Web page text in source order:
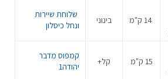
14 ק"מ בינוני
שלוחת שיירות
ונחל כיסלון
15 ק"מ קל+
קמפוס מדבר
יהודה1